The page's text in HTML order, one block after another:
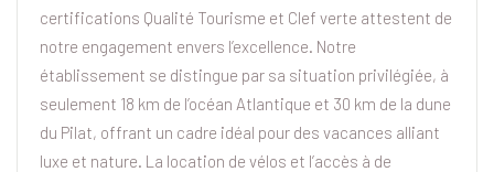
certifications Qualité Tourisme et Clef verte attestent de
notre engagement envers l’excellence. Notre
établissement se distingue par sa situation privilégiée, à
seulement 18 km de l’océan Atlantique et 30 km de la dune
du Pilat, offrant un cadre idéal pour des vacances alliant
luxe et nature. La location de vélos et l’accès à de